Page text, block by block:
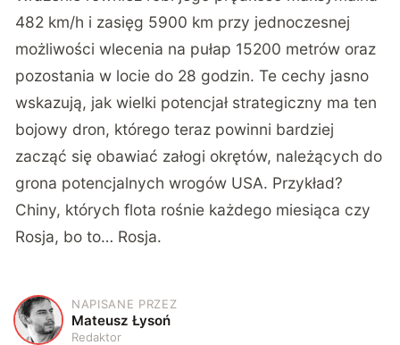
482 km/h i zasięg 5900 km przy jednoczesnej
możliwości wlecenia na pułap 15200 metrów oraz
pozostania w locie do 28 godzin. Te cechy jasno
wskazują, jak wielki potencjał strategiczny ma ten
bojowy dron, którego teraz powinni bardziej
zacząć się obawiać załogi okrętów, należących do
grona potencjalnych wrogów USA. Przykład?
Chiny, których flota rośnie każdego miesiąca czy
Rosja, bo to… Rosja.
M
NAPISANE PRZEZ
Mateusz Łysoń
Redaktor